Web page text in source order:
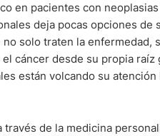
en pacientes con
deja pocas opciones de
solo traten la enfermedad,
cáncer desde su propia
están volcando su
de la medicina